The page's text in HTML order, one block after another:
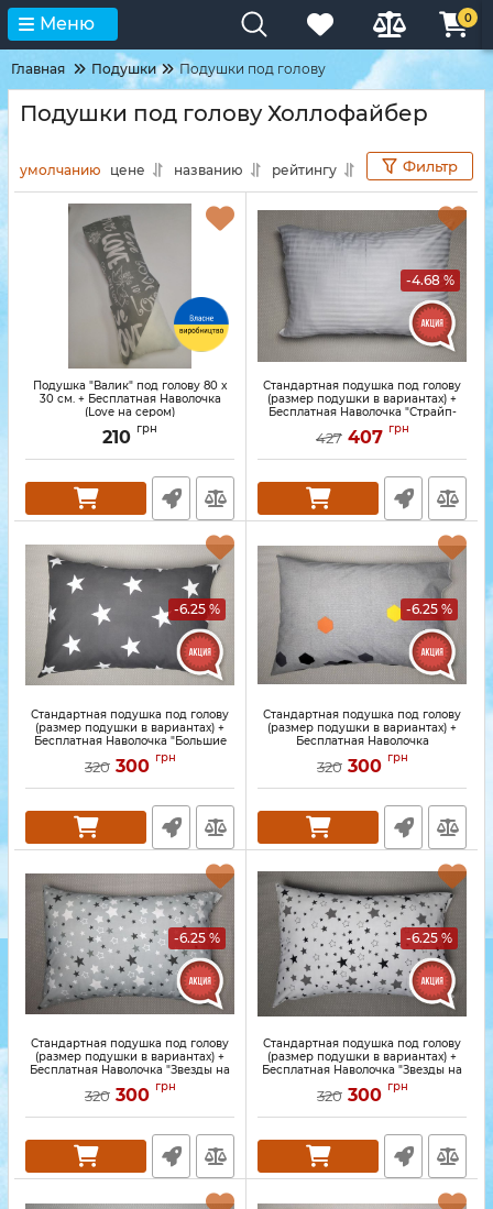
Меню 0
Главная Подушки Подушки под голову
Подушки под голову Холлофайбер
умолчанию цене названию рейтингу Фильтр
Подушка "Валик" под голову 80 x
30 см. + Бесплатная Наволочка
(Love на сером)
210 грн
-4.68 %
Стандартная подушка под голову
(размер подушки в вариантах) +
Бесплатная Наволочка "Страйп-
сатин серого цвета"
427 407 грн
-6.25 %
Стандартная подушка под голову
(размер подушки в вариантах) +
Бесплатная Наволочка "Большие
звезды на темном"
320 300 грн
-6.25 %
Стандартная подушка под голову
(размер подушки в вариантах) +
Бесплатная Наволочка
"Шестигранники на сером"
320 300 грн
-6.25 %
Стандартная подушка под голову
(размер подушки в вариантах) +
Бесплатная Наволочка "Звезды на
320 300 грн
-6.25 %
Стандартная подушка под голову
(размер подушки в вариантах) +
Бесплатная Наволочка "Звезды на
320 300 грн